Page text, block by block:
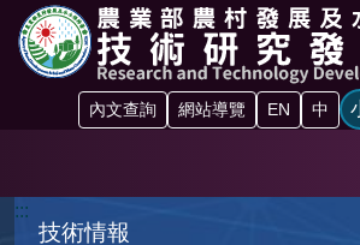
跳到主要內容區塊
內文查詢 網站導覽 EN 中
:::
技術情報